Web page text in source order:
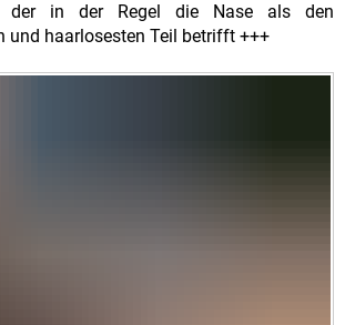
der in der Regel die Nase als den
und haarlosesten Teil betrifft +++